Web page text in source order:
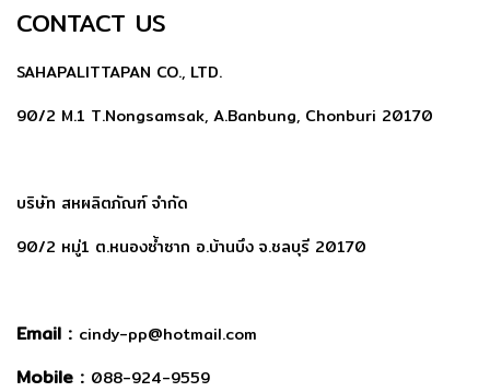
CONTACT US
SAHAPALITTAPAN CO., LTD.
90/2 M.1 T.Nongsamsak, A.Banbung, Chonburi 20170
บริษัท สหผลิตภัณฑ์ จำกัด
90/2 หมู่1 ต.หนองซ้ำซาก อ.บ้านบึง จ.ชลบุรี 20170
Email : cindy-pp@hotmail.com
Mobile : 088-924-9559